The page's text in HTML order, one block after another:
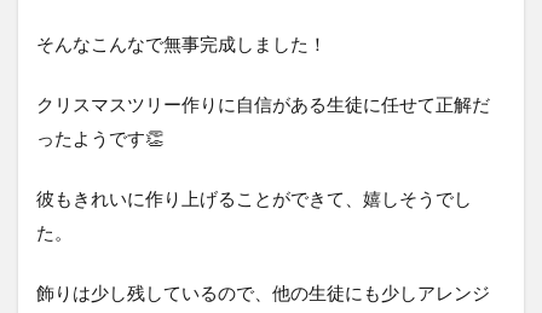
そんなこんなで無事完成しました！
クリスマスツリー作りに自信がある生徒に任せて正解だ
ったようです👏
彼もきれいに作り上げることができて、嬉しそうでし
た。
飾りは少し残しているので、他の生徒にも少しアレンジ